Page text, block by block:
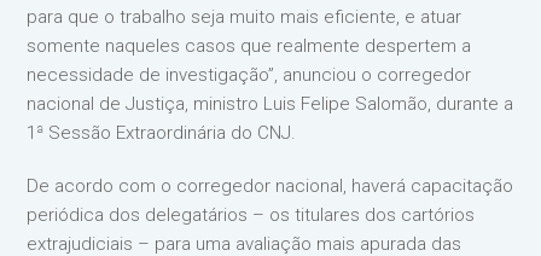
para que o trabalho seja muito mais eficiente, e atuar
somente naqueles casos que realmente despertem a
necessidade de investigação”, anunciou o corregedor
nacional de Justiça, ministro Luis Felipe Salomão, durante a
1ª Sessão Extraordinária do CNJ.
De acordo com o corregedor nacional, haverá capacitação
periódica dos delegatários – os titulares dos cartórios
extrajudiciais – para uma avaliação mais apurada das